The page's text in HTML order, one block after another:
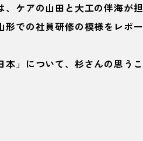
ケアの山田と大工の伴海が担
での社員研修の模様をレポー
」について、杉さんの思うこ